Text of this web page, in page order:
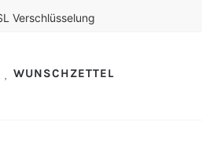
Verschlüsselung
WUNSCHZETTEL